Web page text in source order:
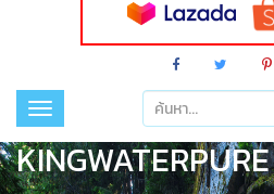
Toggle
navigation
KINGWATERPURE